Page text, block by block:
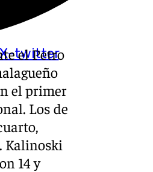
twitter
el Petro
el primer
Los de
Kalinoski
14 y